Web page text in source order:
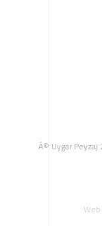
Â© Uygar Peyzaj
Web